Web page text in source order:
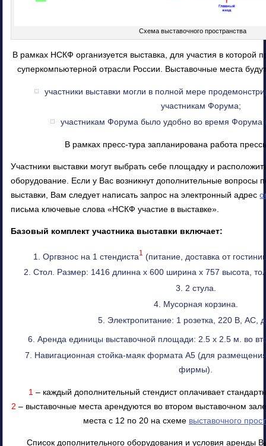
Схема выставочного пространства
В рамках НСКФ организуется выставка, для участия в которой
суперкомпьютерной отрасли России. Выставочные места
участники выставки могли в полной мере
участникам Форума;
участникам Форума было удобно во время Форума
В рамках пресс-тура запланирована работа
Участники выставки могут выбрать себе площадку и
оборудование. Если у Вас возникнут дополнительные вопросы
выставки, Вам следует написать запрос на электронный адрес
письма ключевые слова «НСКФ участие в выставке».
Базовый комплект участника выставки включает:
Оргвзнос на 1 стендиста1 (питание, доставка от
Стол. Размер: 1416 длинна х 600 ширина х 757 высота,
2 стула.
Мусорная корзина.
Электропитание: 1 розетка, 220 В, AC,
Аренда единицы выставочной площади: 2.5 х 2.5 м. во
Навигационная стойка-маяк формата А5 (для
фирмы).
1 – каждый дополнительный стендист оплачивает
2 – выставочные места арендуются во втором выставочном
места с 12 по 20 на схеме выставочного
Список дополнительного оборудования и условия аренды